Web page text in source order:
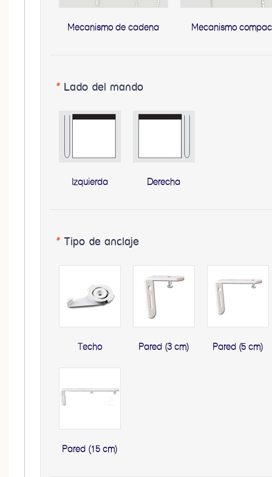
Mecanismo de cadena Mecanismo
* Lado del mando
Izquierda Derecha
* Tipo de anclaje
Techo Pared (3 cm) Pared (5 cm)
Pared (15 cm)